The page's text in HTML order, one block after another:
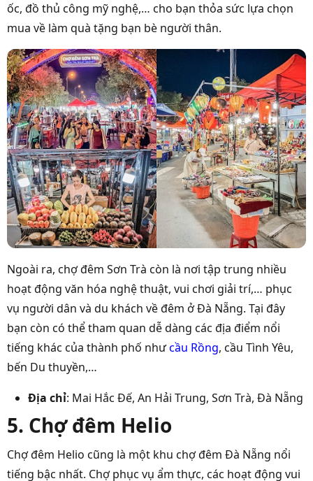
ốc, đồ thủ công mỹ nghệ,… cho bạn thỏa sức lựa chọn
mua về làm quà tặng bạn bè người thân.
Ngoài ra, chợ đêm Sơn Trà còn là nơi tập trung nhiều
hoạt động văn hóa nghệ thuật, vui chơi giải trí,… phục
vụ người dân và du khách về đêm ở Đà Nẵng. Tại đây
bạn còn có thể tham quan dễ dàng các địa điểm nổi
tiếng khác của thành phố nhưcầu Rồng, cầu Tình Yêu,
bến Du thuyền,…
Địa chỉ: Mai Hắc Đế, An Hải Trung, Sơn Trà, Đà Nẵng
5. Chợ đêm Helio
Chợ đêm Helio cũng là một khu chợ đêm Đà Nẵng nổi
tiếng bậc nhất. Chợ phục vụ ẩm thực, các hoạt động vui